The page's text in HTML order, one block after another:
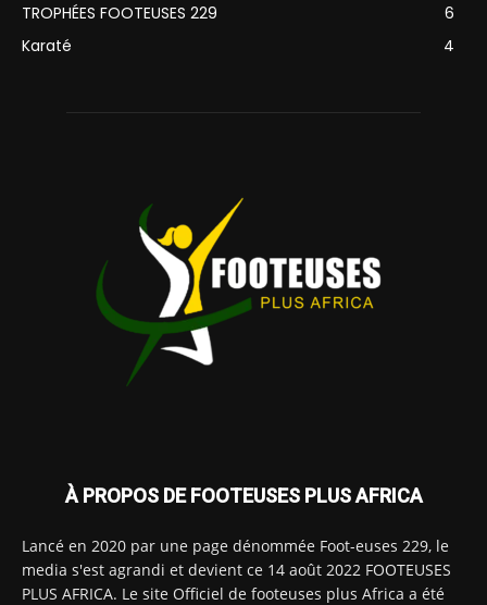
TROPHÉES FOOTEUSES 229
6
Karaté
4
À PROPOS DE FOOTEUSES PLUS AFRICA
Lancé en 2020 par une page dénommée Foot-euses 229, le
media s'est agrandi et devient ce 14 août 2022 FOOTEUSES
PLUS AFRICA. Le site Officiel de footeuses plus Africa a été